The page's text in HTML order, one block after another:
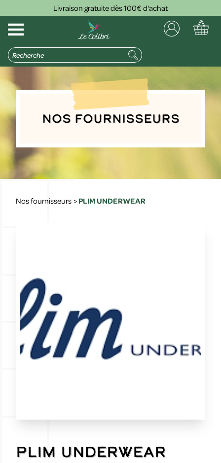
Livraison gratuite dès 100€ d'achat
Nos Fournisseurs
Nos fournisseurs > PLIM UNDERWEAR
PLIM UNDERWEAR